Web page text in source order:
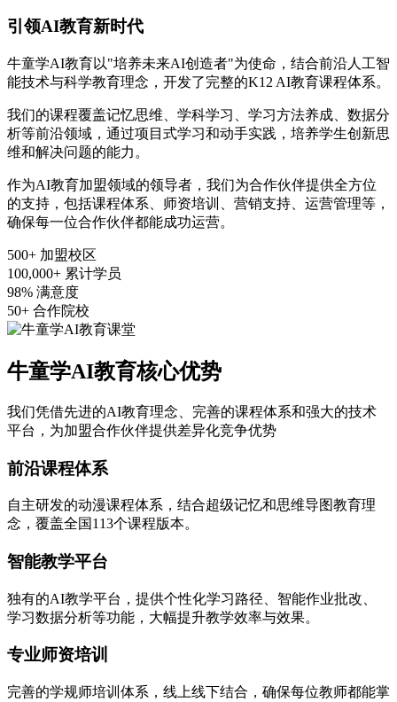
引领AI教育新时代
牛童学AI教育以"培养未来AI创造者"为使命，结合前沿人工智
能技术与科学教育理念，开发了完整的K12 AI教育课程体系。
我们的课程覆盖记忆思维、学科学习、学习方法养成、数据分
析等前沿领域，通过项目式学习和动手实践，培养学生创新思
维和解决问题的能力。
作为AI教育加盟领域的领导者，我们为合作伙伴提供全方位
的支持，包括课程体系、师资培训、营销支持、运营管理等，
确保每一位合作伙伴都能成功运营。
500+ 加盟校区
100,000+ 累计学员
98% 满意度
50+ 合作院校
牛童学AI教育核心优势
我们凭借先进的AI教育理念、完善的课程体系和强大的技术
平台，为加盟合作伙伴提供差异化竞争优势
前沿课程体系
自主研发的动漫课程体系，结合超级记忆和思维导图教育理
念，覆盖全国113个课程版本。
智能教学平台
独有的AI教学平台，提供个性化学习路径、智能作业批改、
学习数据分析等功能，大幅提升教学效率与效果。
专业师资培训
完善的学规师培训体系，线上线下结合，确保每位教师都能掌